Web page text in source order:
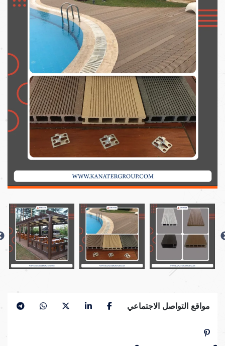
مواقع التواصل الاجتماعي